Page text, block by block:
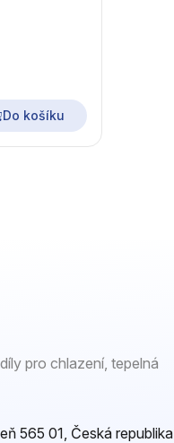
Do košíku
pro chlazení, tepelná
565 01, Česká republika